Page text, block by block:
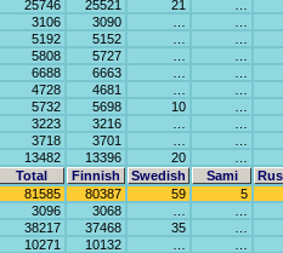
25746 25521 21
3106 3090
5192 5152
5808 5727
6688 6663
4728 4681
5732 5698 10
3223 3216
3718 3701
13482 13396 20
Total
Finnish Swedish Sami
81585 80387 59
5
3096 3068
38217 37468 35
10271 10132